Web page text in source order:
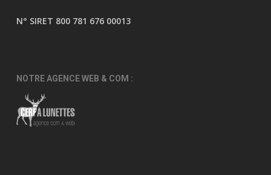
N° SIRET 800 781 676 00013
NOTRE AGENCE WEB & COM :